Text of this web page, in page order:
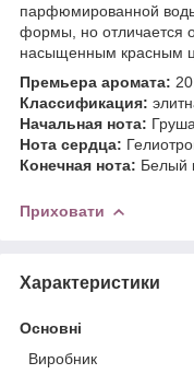
парфюмированной
формы, но отличается
насыщенным красным
Премьера аромата:
Классификация:
Начальная нота:
Нота сердца:
Конечная нота: Белый
Приховати
Характеристики
Основні
Виробник